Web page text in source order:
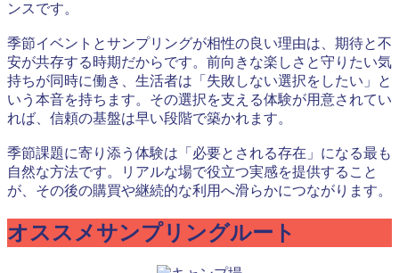
ンスです。
季節イベントとサンプリングが相性の良い理由は、期待と不
安が共存する時期だからです。前向きな楽しさと守りたい気
持ちが同時に働き、生活者は「失敗しない選択をしたい」と
いう本音を持ちます。その選択を支える体験が用意されてい
れば、信頼の基盤は早い段階で築かれます。
季節課題に寄り添う体験は「必要とされる存在」になる最も
自然な方法です。リアルな場で役立つ実感を提供すること
が、その後の購買や継続的な利用へ滑らかにつながります。
オススメサンプリングルート